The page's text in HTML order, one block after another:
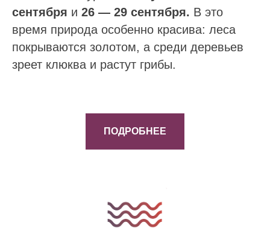
сентября и 26 — 29 сентября. В это
время природа особенно красива: леса
покрываются золотом, а среди деревьев
зреет клюква и растут грибы.
ПОДРОБНЕЕ